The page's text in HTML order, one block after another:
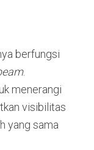
berfungsi
.
menerangi
visibilitas
yang sama